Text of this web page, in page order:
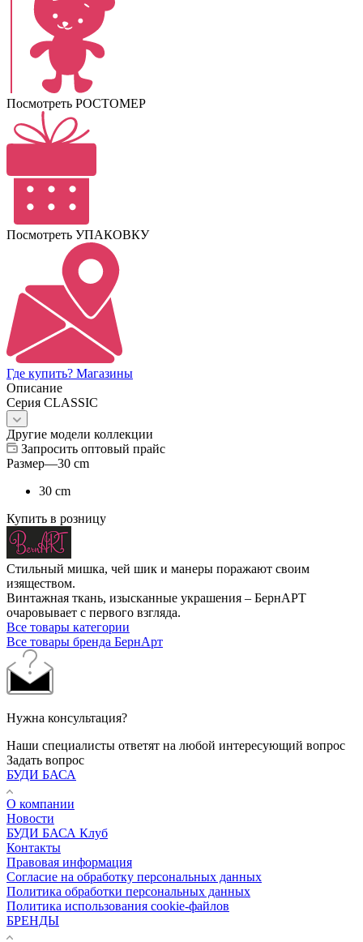
Посмотреть РОСТОМЕР
Посмотреть УПАКОВКУ
Где купить? Магазины
Описание
Серия CLASSIC
Другие модели коллекции
Запросить оптовый прайс
Размер—30 cm
30 cm
Купить в розницу
Стильный мишка, чей шик и манеры поражают своим
изяществом.
Винтажная ткань, изысканные украшения – БернАРТ
очаровывает с первого взгляда.
Все товары категории
Все товары бренда БернАрт
Нужна консультация?
Наши специалисты ответят на любой интересующий вопрос
Задать вопрос
БУДИ БАСА
О компании
Новости
БУДИ БАСА Клуб
Контакты
Правовая информация
Согласие на обработку персональных данных
Политика обработки персональных данных
Политика использования cookie-файлов
БРЕНДЫ